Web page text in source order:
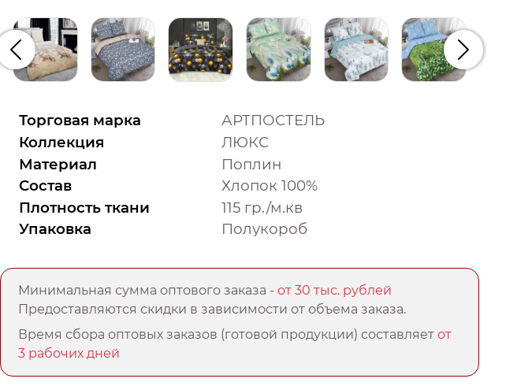
Предыдущий
Торговая марка
АРТПОСТЕЛЬ
Коллекция
ЛЮКС
Материал
Поплин
Состав
Хлопок 100%
Плотность ткани
115 гр./м.кв
Упаковка
Полукороб
Минимальная сумма оптового заказа -от 30 тыс. рублей
Предоставляются скидки в зависимости от объема заказа.
Время сбора оптовых заказов (готовой продукции) составляетот
3 рабочих дней